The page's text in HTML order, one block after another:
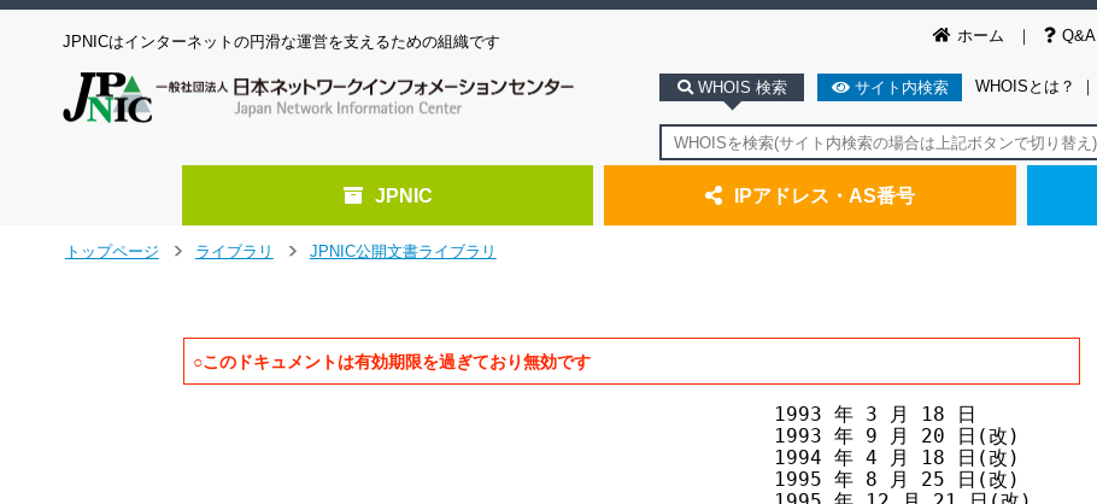
ホーム Q&A
JPNICはインターネットの円滑な運営を支えるための組織です
WHOIS 検索 サイト内検索 WHOISとは？ ｜
JPNIC IPアドレス・AS番号
トップページ
ライブラリ
JPNIC公開文書ライブラリ
○このドキュメントは有効期限を過ぎており無効です
                                                      1993 年 3 月 18 日
                                                      1993 年 9 月 20 日(改)
                                                      1994 年 4 月 18 日(改)
                                                      1995 年 8 月 25 日(改)